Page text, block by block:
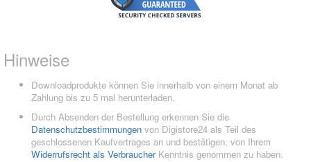
Hinweise
Downloadprodukte können Sie innerhalb von einem Monat ab
Zahlung bis zu 5 mal herunterladen.
Durch Absenden der Bestellung erkennen Sie die
Datenschutzbestimmungen von Digistore24 als Teil des
geschlossenen Kaufvertrages an und bestätigen, von Ihrem
Widerrufsrecht als VerbraucherKenntnis genommen zu haben.